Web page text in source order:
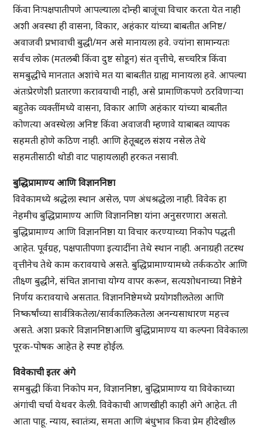
किंवा निःपक्षपातीपणे आपल्याला दोन्ही बाजूंचा विचार करता येत नाही
अशी अवस्था ही वासना, विकार, अहंकार यांच्या बाबतीत अनिष्ट/
अवाजवी प्रभावाची बुद्धी/मन असे मानायला हवे. ज्यांना सामान्यतः
सर्वच लोक (मतलबी किंवा दुष्ट सोडून) संत वृत्तीचे, सच्चरित्र किंवा
समबुद्धीचे मानतात अशांचे मत या बाबतीत ग्राह्य मानायला हवे. आपल्या
अंतःप्रेरणेशी प्रतारणा करावयाची नाही, असे प्रामाणिकपणे ठरविणार्‍या
बहुतेक व्यक्तींमध्ये वासना, विकार आणि अहंकार यांच्या बाबतीत
कोणत्या अवस्थेला अनिष्ट किंवा अवाजवी म्हणावे याबाबत व्यापक
सहमती होणे कठिण नाही. आणि हेतूबद्दल संशय नसेल तेथे
सहमतीसाठी थोडी वाट पाहायलाही हरकत नसावी.
बुद्धिप्रामाण्य आणि विज्ञाननिष्ठा
विवेकामध्ये श्रद्धेला स्थान असेल, पण अंधश्रद्धेला नाही. विवेक हा
नेहमीच बुद्धिप्रामाण्य आणि विज्ञाननिष्ठा यांना अनुसरणारा असतो.
बुद्धिप्रामाण्य आणि विज्ञाननिष्ठा या विचार करण्याच्या निकोप पद्धती
आहेत. पूर्वग्रह, पक्षपातीपणा इत्यादींना तेथे स्थान नाही. अनाग्रही तटस्थ
वृत्तीनेच तेथे काम करावयाचे असते. बुद्धिप्रामाण्यामध्ये तर्ककठोर आणि
तीक्ष्ण बुद्धीने, संचित ज्ञानाचा योग्य वापर करून, सत्यशोधनाच्या निष्ठेने
निर्णय करावयाचे असतात. विज्ञाननिष्ठेमध्ये प्रयोगशीलतेला आणि
निष्कर्षांच्या सार्वत्रिकतेला/सार्वकालिकतेला अनन्यसाधारण महत्त्व
असते. अशा प्रकारे विज्ञाननिष्ठाआणि बुद्धिप्रामाण्य या कल्पना विवेकाला
पूरक-पोषक आहेत हे स्पष्ट होईल.
विवेकाची इतर अंगे
समबुद्धी किंवा निकोप मन, विज्ञाननिष्ठा, बुद्धिप्रामाण्य या विवेकाच्या
अंगांची चर्चा येथवर केली. विवेकाची आणखीही काही अंगे आहेत. ती
आता पाहू. न्याय, स्वातंत्र्य, समता आणि बंधुभाव किवा प्रेम हीदेखील